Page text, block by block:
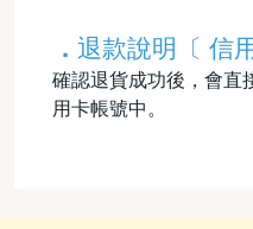
． 退款說明〔 信
確認退貨成功後，會直
用卡帳號中。